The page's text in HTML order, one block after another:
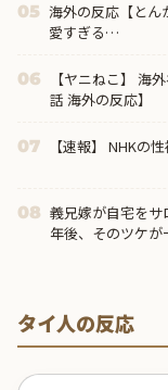
05 海外の反応【とん
愛すぎる…
06
【ヤニねこ】 海
話 海外の反応】
07 【速報】 NHKの
08 義兄嫁が自宅を
年後、そのツケ
タイ人の反応